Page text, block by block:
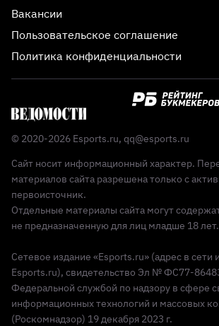
Вакансии
Пользовательское соглашение
Политика конфиденциальности
© 2020-2026 Esports.ru, qq@esports.ru
Сайт носит информационный характер.
материалов сайта разрешена только с
первоисточник.
Отдельные материалы сайта могут
не предназначенную для лиц младше 18 лет.
Сетевое издание «Esports.ru» (адрес в сети
Esports.ru), свидетельство Эл № ФС77-
Федеральной службой по надзору в сфере
информационных технологий и массовых
(Роскомнадзор) 19 декабря 2023 г.